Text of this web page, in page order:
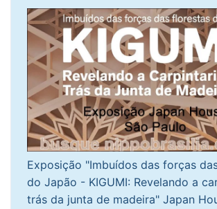
Exposição "Imbuídos das forças
do Japão - KIGUMI: Revelando a
trás da junta de madeira" Japan